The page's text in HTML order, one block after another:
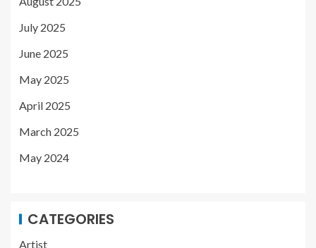
July 2025
June 2025
May 2025
April 2025
March 2025
May 2024
CATEGORIES
Artist